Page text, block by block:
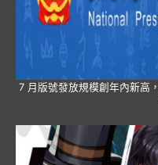
7 月版號發放規模創年內新高